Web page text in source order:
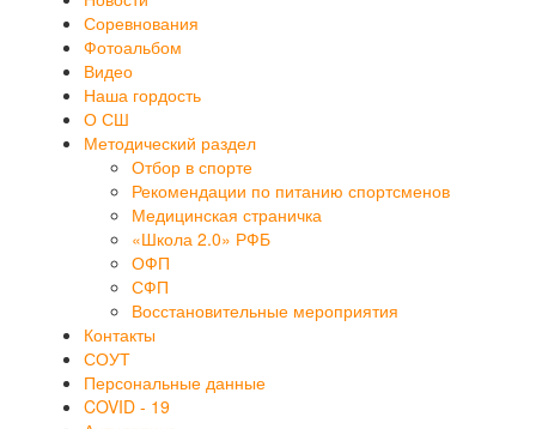
Соревнования
Фотоальбом
Видео
Наша гордость
О СШ
Методический раздел
Отбор в спорте
Рекомендации по питанию спортсменов
Медицинская страничка
«Школа 2.0» РФБ
ОФП
СФП
Восстановительные мероприятия
Контакты
СОУТ
Персональные данные
COVID - 19